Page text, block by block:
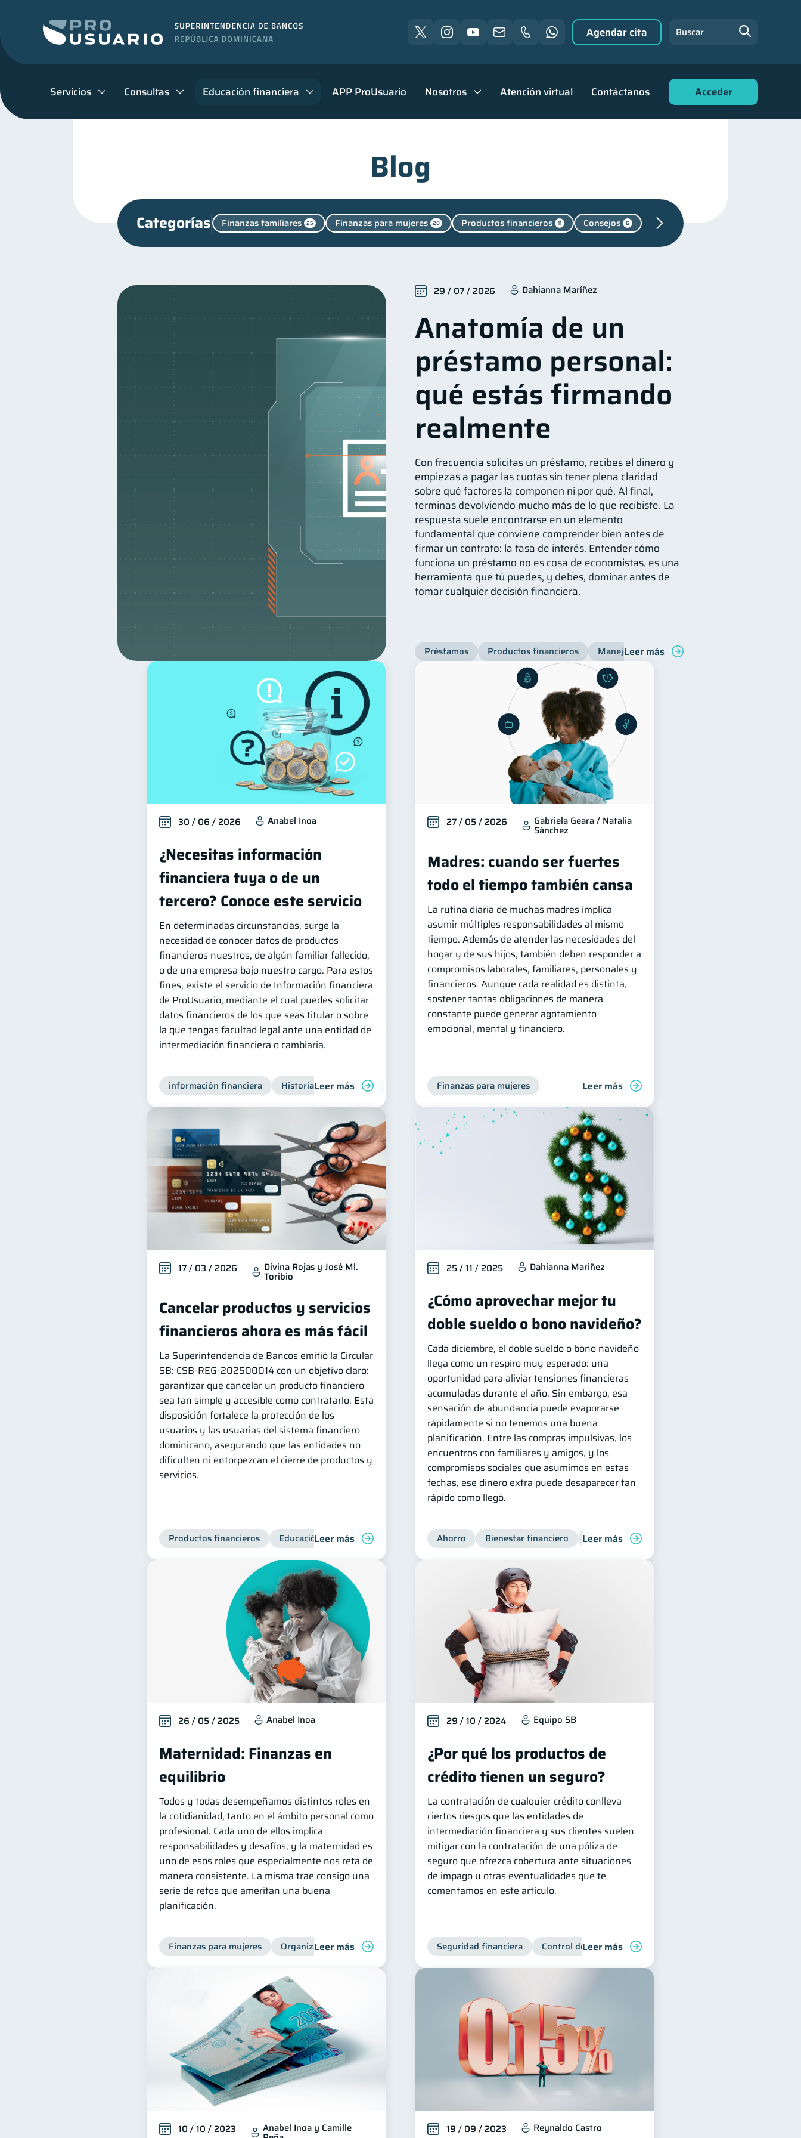
Servicios Consultas Educación financiera APP ProUsuario Nosotros Atención virtual Contáctanos Acceder
Agendar cita Buscar
Blog
Categorías Finanzas familiares 25 Finanzas para mujeres 20 Productos financieros 11 Consejos 6
Préstamos Tarjeta de crédito Historial crediticio Ciberseguridad
Derechos & Deberes 4 Superintendencia de Bancos Vacaciones Criptomonedas
Cuenta Abandonada Inversiones 2 Cuenta Inactiva Finanzas Personales 1 Finanzas en Pareja
Educación Financiera Fraudes Información financiera 1 Salud mental 1
Retiro Gasto responsable información financiera 1
29 / 07 / 2026 Dahianna Maríñez
Anatomía de un
préstamo personal:
qué estás firmando
realmente
Con frecuencia solicitas un préstamo, recibes el dinero y
empiezas a pagar las cuotas sin tener plena claridad
sobre qué factores la componen ni por qué. Al final,
terminas devolviendo mucho más de lo que recibiste. La
respuesta suele encontrarse en un elemento
fundamental que conviene comprender bien antes de
firmar un contrato: la tasa de interés. Entender cómo
funciona un préstamo no es cosa de economistas, es una
herramienta que tú puedes, y debes, dominar antes de
tomar cualquier decisión financiera.
Préstamos Productos financieros Manejo de deudas
Leer más
30 / 06 / 2026 Anabel Inoa
¿Necesitas información
financiera tuya o de un
tercero? Conoce este servicio
En determinadas circunstancias, surge la
necesidad de conocer datos de productos
financieros nuestros, de algún familiar fallecido,
o de una empresa bajo nuestro cargo. Para estos
fines, existe el servicio de Información financiera
de ProUsuario, mediante el cual puedes solicitar
datos financieros de los que seas titular o sobre
la que tengas facultad legal ante una entidad de
intermediación financiera o cambiaria.
información financiera Historial crediticio Productos financieros
Leer más
27 / 05 / 2026 Gabriela Geara / Natalia
Sánchez
Madres: cuando ser fuertes
todo el tiempo también cansa
La rutina diaria de muchas madres implica
asumir múltiples responsabilidades al mismo
tiempo. Además de atender las necesidades del
hogar y de sus hijos, también deben responder a
compromisos laborales, familiares, personales y
financieros. Aunque cada realidad es distinta,
sostener tantas obligaciones de manera
constante puede generar agotamiento
emocional, mental y financiero.
Finanzas para mujeres Leer más
17 / 03 / 2026 Divina Rojas y José Ml.
Toribio
Cancelar productos y servicios
financieros ahora es más fácil
La Superintendencia de Bancos emitió la Circular
SB: CSB‑REG‑202500014 con un objetivo claro:
garantizar que cancelar un producto financiero
sea tan simple y accesible como contratarlo. Esta
disposición fortalece la protección de los
usuarios y las usuarias del sistema financiero
dominicano, asegurando que las entidades no
dificulten ni entorpezcan el cierre de productos y
servicios.
Productos financieros Educación financiera Superintendencia de Bancos
Leer más
25 / 11 / 2025 Dahianna Mariñez
¿Cómo aprovechar mejor tu
doble sueldo o bono navideño?
Cada diciembre, el doble sueldo o bono navideño
llega como un respiro muy esperado: una
oportunidad para aliviar tensiones financieras
acumuladas durante el año. Sin embargo, esa
sensación de abundancia puede evaporarse
rápidamente si no tenemos una buena
planificación. Entre las compras impulsivas, los
encuentros con familiares y amigos, y los
compromisos sociales que asumimos en estas
fechas, ese dinero extra puede desaparecer tan
rápido como llegó.
Ahorro Bienestar financiero Consejos
Leer más
26 / 05 / 2025 Anabel Inoa
Maternidad: Finanzas en
equilibrio
Todos y todas desempeñamos distintos roles en
la cotidianidad, tanto en el ámbito personal como
profesional. Cada uno de ellos implica
responsabilidades y desafíos, y la maternidad es
uno de esos roles que especialmente nos reta de
manera consistente. La misma trae consigo una
serie de retos que ameritan una buena
planificación.
Finanzas para mujeres Organización Financiera
Leer más
29 / 10 / 2024 Equipo SB
¿Por qué los productos de
crédito tienen un seguro?
La contratación de cualquier crédito conlleva
ciertos riesgos que las entidades de
intermediación financiera y sus clientes suelen
mitigar con la contratación de una póliza de
seguro que ofrezca cobertura ante situaciones
de impago u otras eventualidades que te
comentamos en este artículo.
Seguridad financiera Control de deudas Manejo de deudas
Leer más
10 / 10 / 2023 Anabel Inoa y Camille 19 / 09 / 2023 Reynaldo Castro